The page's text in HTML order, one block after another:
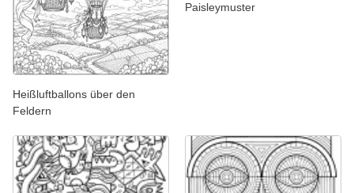
Heißluftballons über den
Feldern
Paisleymuster